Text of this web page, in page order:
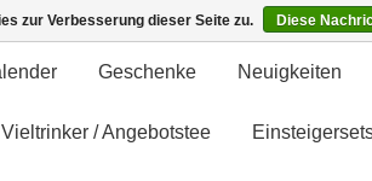
Geschenke Neuigkeiten
Vieltrinker / Angebotstee
zur Verbesserung dieser Seite zu. Diese